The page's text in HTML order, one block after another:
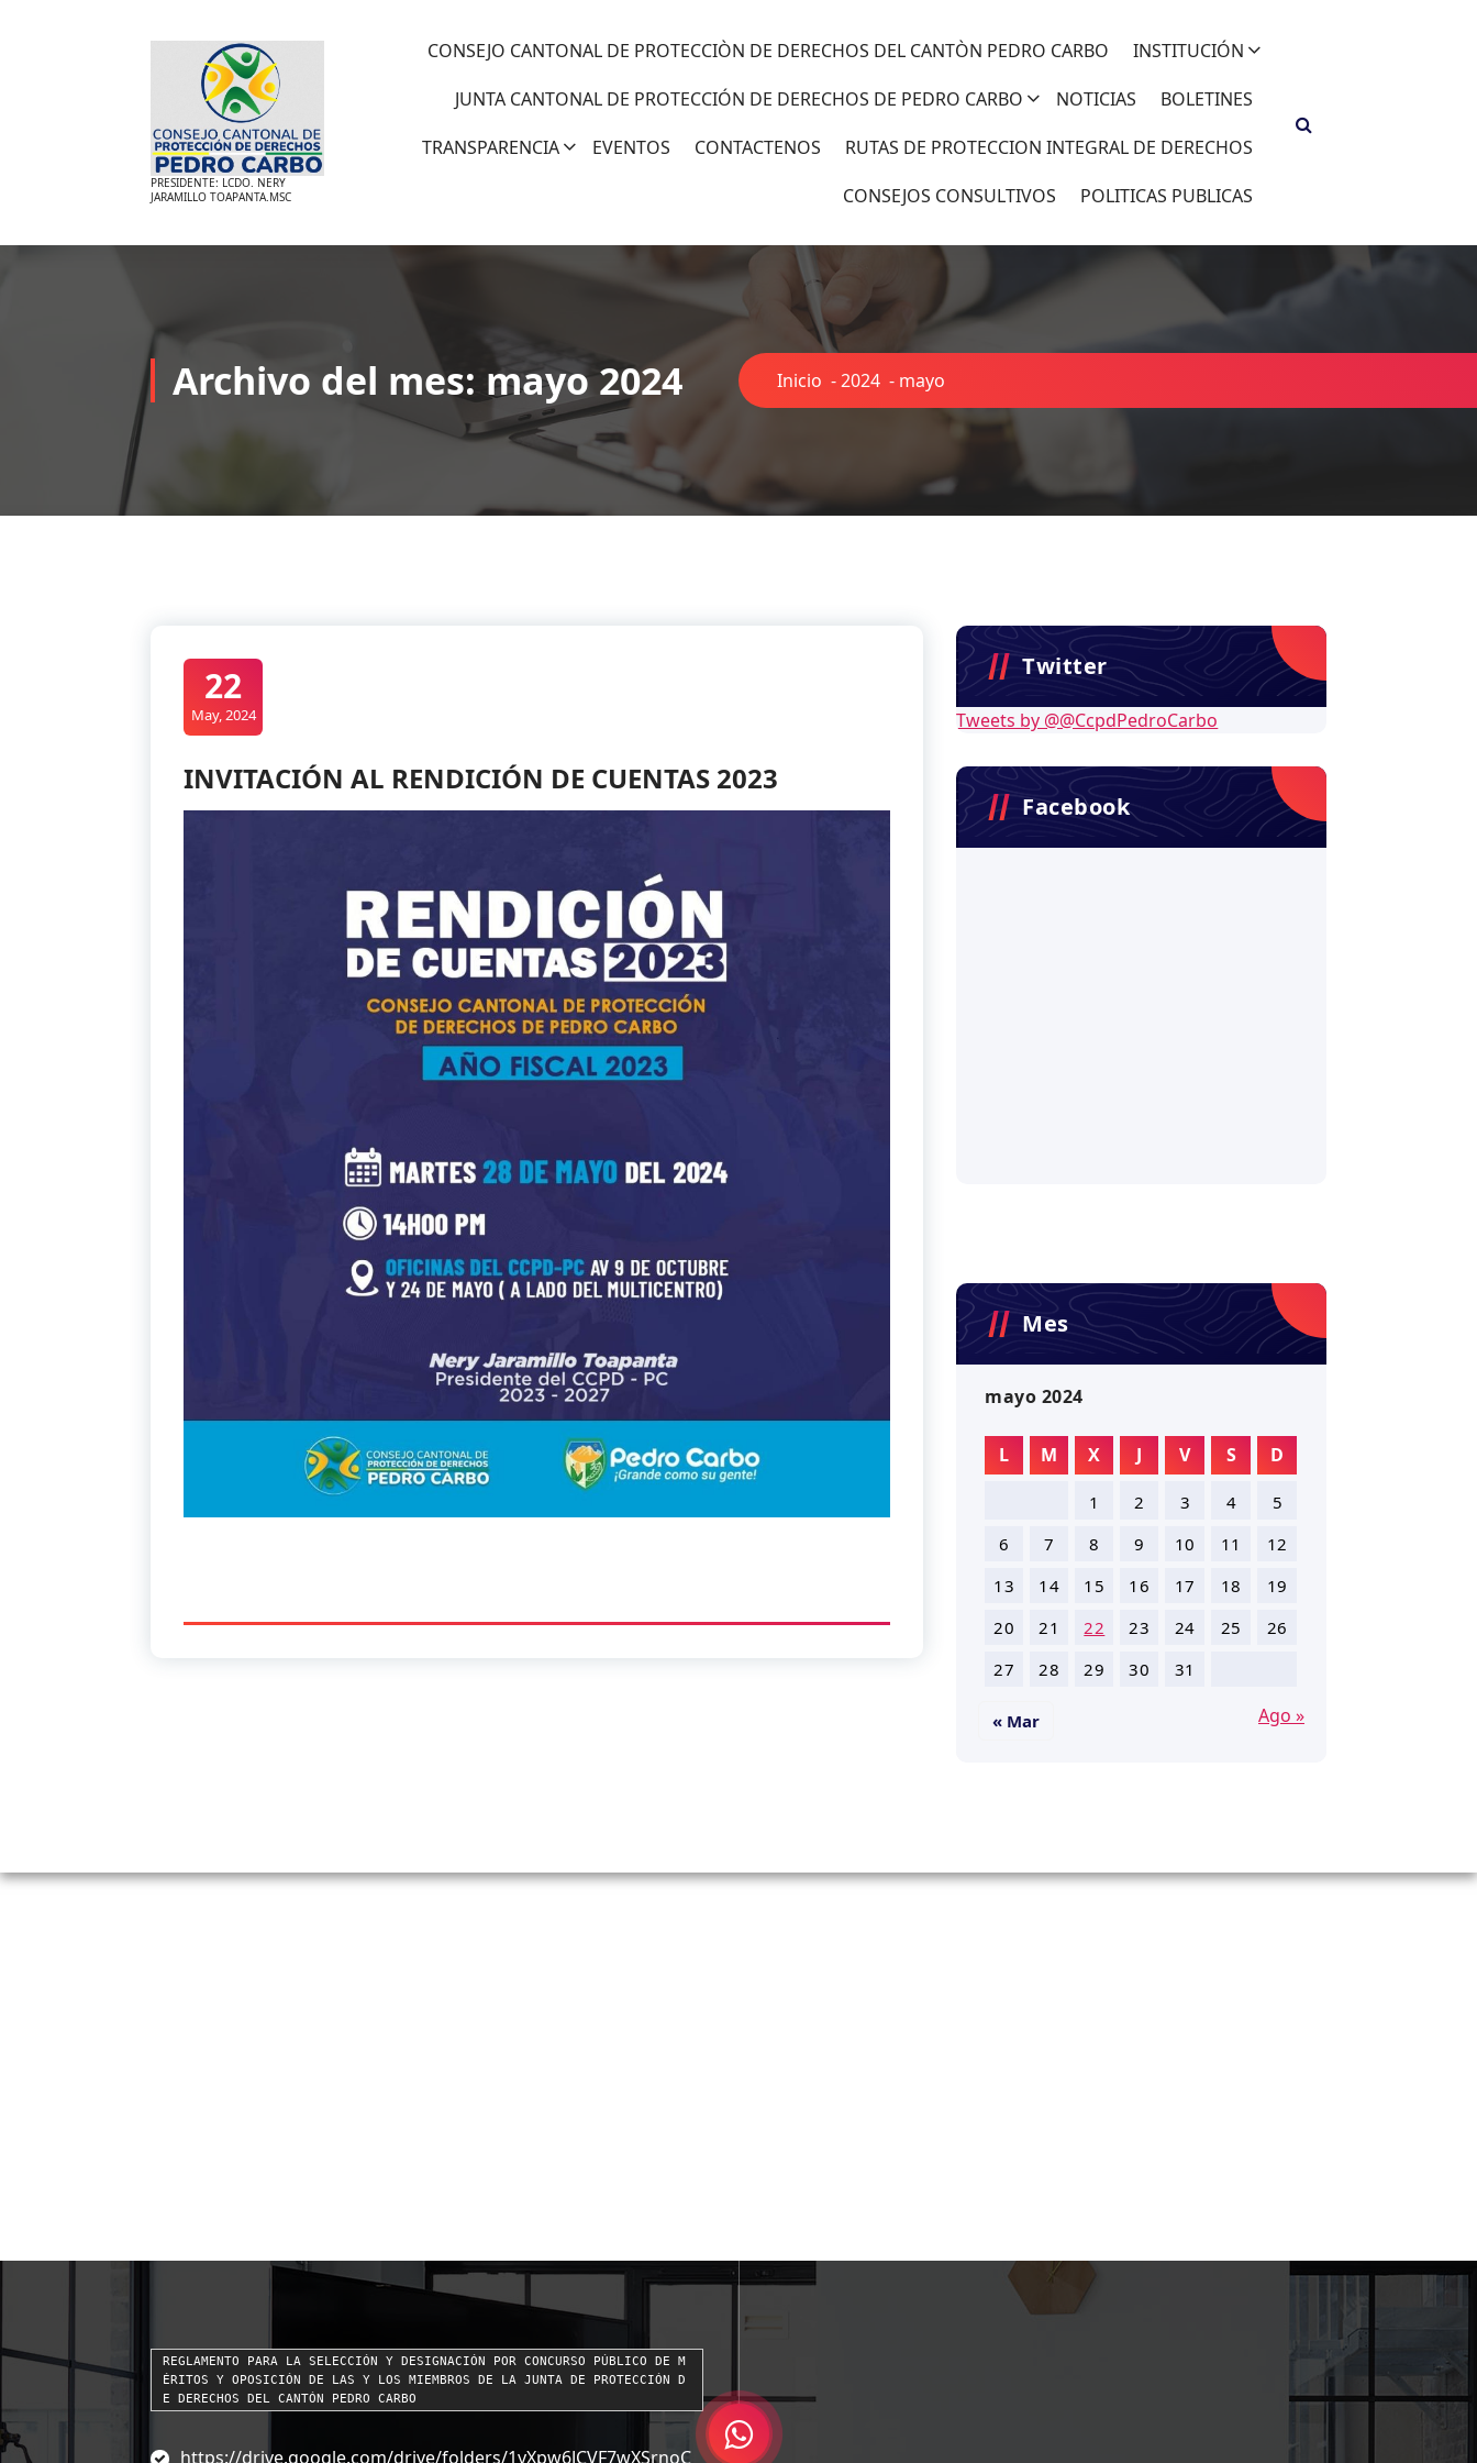
PRESIDENTE: LCDO. NERY
JARAMILLO TOAPANTA.MSC
CONSEJO CANTONAL DE PROTECCIÒN DE DERECHOS DEL CANTÒN PEDRO CARBO
INSTITUCIÓN
JUNTA CANTONAL DE PROTECCIÓN DE DERECHOS DE PEDRO CARBO
NOTICIAS
BOLETINES
TRANSPARENCIA
EVENTOS CONTACTENOS
RUTAS DE PROTECCION INTEGRAL DE DERECHOS
CONSEJOS CONSULTIVOS
POLITICAS PUBLICAS
Archivo del mes: mayo 2024 Inicio -2024 - mayo
22
May, 2024
INVITACIÓN AL RENDICIÓN DE CUENTAS 2023
Twitter
Tweets by @@CcpdPedroCarbo
Facebook
Mes
mayo 2024
L M X J V S D
1 2 3 4
5
6
7 8 9 10 11
12
13
14 15 16 17 18
19
20
21 22 23 24 25
26
27
28 29 30 31
« Mar Ago »
REGLAMENTO PARA LA SELECCIÓN Y DESIGNACIÓN POR CONCURSO PÚBLICO DE M
ÉRITOS Y OPOSICIÓN DE LAS Y LOS MIEMBROS DE LA JUNTA DE PROTECCIÓN D
E DERECHOS DEL CANTÓN PEDRO CARBO
https://drive.google.com/drive/folders/1yXpw6JCVF7wXSrnoC